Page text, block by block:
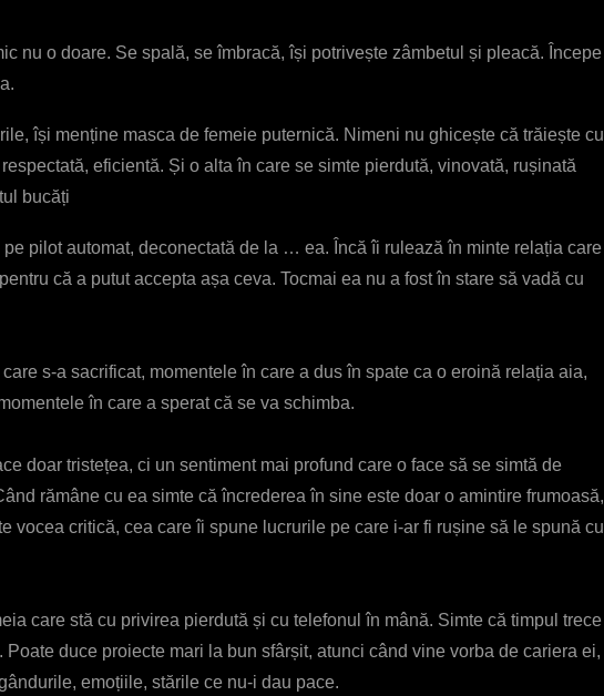
nu o doare. Se spală, se îmbracă, își potrivește zâmbetul și pleacă. Începe
își menține masca de femeie puternică. Nimeni nu ghicește că trăiește cu
eficientă. Și o alta în care se simte pierdută, vinovată, rușinată
bucăți
pilot automat, deconectată de la … ea. Încă îi rulează în minte relația care
că a putut accepta așa ceva. Tocmai ea nu a fost în stare să vadă cu
s-a sacrificat, momentele în care a dus în spate ca o eroină relația aia,
în care a sperat că se va schimba.
doar tristețea, ci un sentiment mai profund care o face să se simtă de
rămâne cu ea simte că încrederea în sine este doar o amintire frumoasă,
vocea critică, cea care îi spune lucrurile pe care i-ar fi rușine să le spună cu
care stă cu privirea pierdută și cu telefonul în mână. Simte că timpul trece
duce proiecte mari la bun sfârșit, atunci când vine vorba de cariera ei,
emoțiile, stările ce nu-i dau pace.